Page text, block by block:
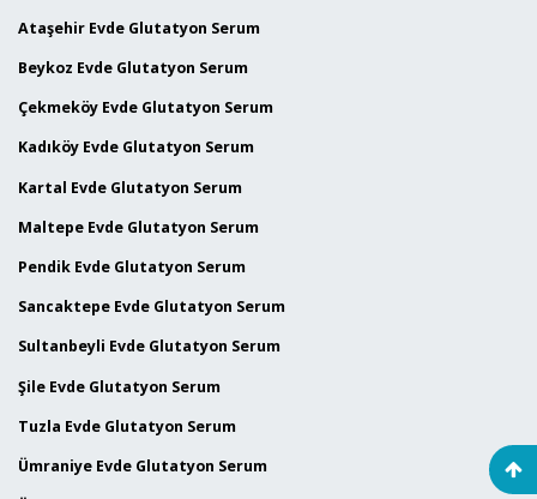
Ataşehir Evde Glutatyon Serum
Beykoz Evde Glutatyon Serum
Çekmeköy Evde Glutatyon Serum
Kadıköy Evde Glutatyon Serum
Kartal Evde Glutatyon Serum
Maltepe Evde Glutatyon Serum
Pendik Evde Glutatyon Serum
Sancaktepe Evde Glutatyon Serum
Sultanbeyli Evde Glutatyon Serum
Şile Evde Glutatyon Serum
Tuzla Evde Glutatyon Serum
Ümraniye Evde Glutatyon Serum